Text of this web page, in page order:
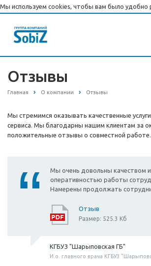
Мы используем cookies, чтобы вам было удобно
Отзывы
Главная О компании Отзывы
Мы стремимся оказывать качественные
сервиса. Мы благодарны нашим клиентам за
положительные отзывы о совместной работе.
Мы очень довольны качеством и
оперативностью работы
Намерены продолжать
Отзыв
Размер: 525.3 Кб
КГБУЗ "Шарыповская ГБ"
И.о. главного врача КГБУЗ